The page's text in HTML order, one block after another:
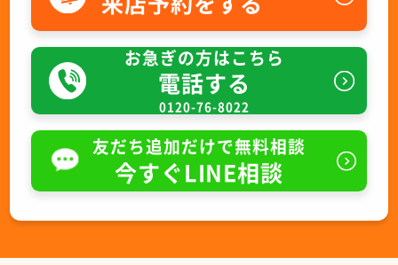
お急ぎの方はこちら
電話する
0120-76-8022
友だち追加だけで無料相談
今すぐLINE相談